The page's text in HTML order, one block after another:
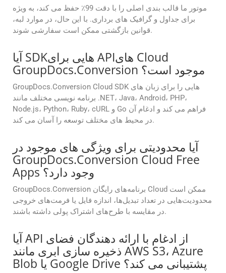
موتور ما قالب بندی اصلی را با دقت 99٪ حفظ می کند، به ویژه
برای جداول و گرافیک های برداری. با این حال، در موارد لبه،
قوانین بازگشتی ممکن است سفارشی شوند.
آیا SDKهایی برای APIهای Cloud
GroupDocs.Conversion موجود است؟
GroupDocs.Conversion Cloud SDK هایی را برای زبان های
برنامه نویسی مختلف مانند .NET، Java، Android، PHP،
Node.js، Python، Ruby، cURL و Go فراهم می کند و ادغام آن
در محیط های مختلف توسعه را آسان می کند.
آیا محدودیتی برای ویژگی های موجود در
GroupDocs.Conversion Cloud Free
Apps وجود دارد؟
GroupDocs.Conversion برنامه‌های رایگان Cloud ممکن است
محدودیت‌هایی در تعداد تبدیل‌ها، اندازه فایل یا فرمت‌های خروجی
در مقایسه با طرح‌های اشتراک پولی داشته باشند.
آیا API از ادغام با ارائه دهندگان فضای
ذخیره سازی ابری مانند AWS S3، Azure
Blob یا Google Drive پشتیبانی می کند؟